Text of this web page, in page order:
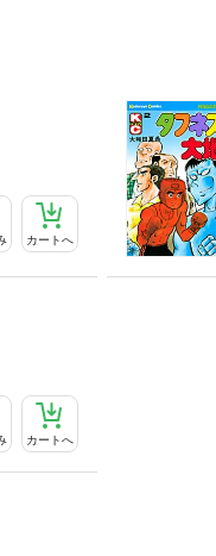
カートへ
カートへ